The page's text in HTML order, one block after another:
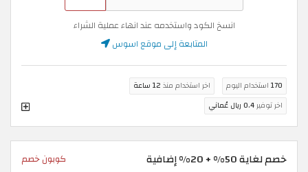
انسخ الكود واستخدمه عند انهاء عملية الشراء
المتابعة إلى موقع اسوس
170 استخدام اليوم اخر استخدام منذ 12 ساعة
اخر توفير0.4 ريال عُماني
خصم لغاية 50% + 20% إضافية كوبون خصم